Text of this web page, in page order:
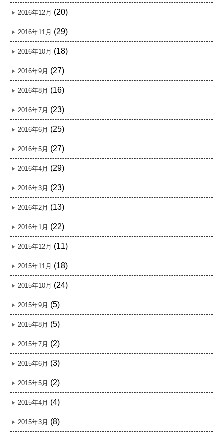
2016年12月 (20)
2016年11月 (29)
2016年10月 (18)
2016年9月 (27)
2016年8月 (16)
2016年7月 (23)
2016年6月 (25)
2016年5月 (27)
2016年4月 (29)
2016年3月 (23)
2016年2月 (13)
2016年1月 (22)
2015年12月 (11)
2015年11月 (18)
2015年10月 (24)
2015年9月 (5)
2015年8月 (5)
2015年7月 (2)
2015年6月 (3)
2015年5月 (2)
2015年4月 (4)
2015年3月 (8)